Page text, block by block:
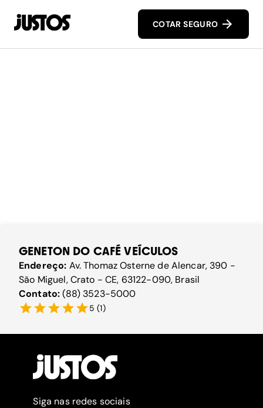
COTAR SEGURO
GENETON DO CAFÉ VEÍCULOS
Endereço: Av. Thomaz Osterne de Alencar, 390 -
São Miguel, Crato - CE, 63122-090, Brasil
Contato:(88) 3523-5000
5 (1)
Siga nas redes sociais